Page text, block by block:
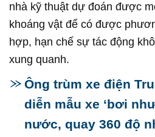
nhà kỹ thuật dự đoán được
khoáng vật để có được
hợp, hạn chế sự tác động
xung quanh.
Ông trùm xe điện
diễn mẫu xe ‘bơi
nước, quay 360 độ